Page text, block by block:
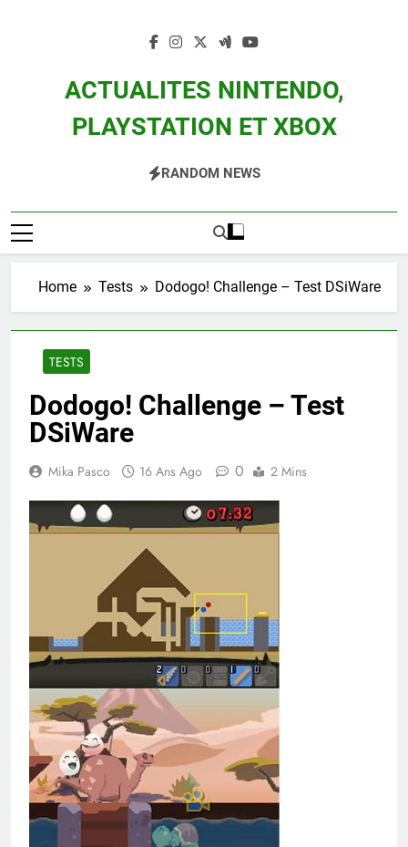
ACTUALITES NINTENDO,
PLAYSTATION ET XBOX
Zelda, Splatoon, Pokemon Entre Autres
RANDOM NEWS
Home Tests Dodogo! Challenge – Test DSiWare
TESTS
Dodogo! Challenge – Test
DSiWare
Mika Pasco 16 Ans Ago 0 2 Mins